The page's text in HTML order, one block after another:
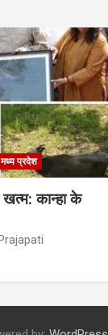
मध्य प्रदेश
कान्हा के